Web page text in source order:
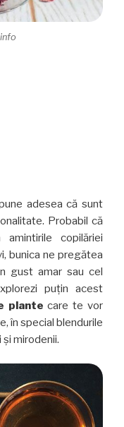
adesea că sunt
Probabil că
copilăriei
bunica ne pregătea
gust amar sau cel
puțin acest
plante care te vor
în special blendurile
mirodenii.